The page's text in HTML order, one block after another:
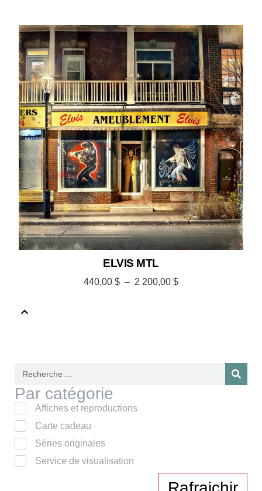
Par catégorie
Affiches et reproductions
Carte cadeau
Séries originales
Service de visualisation
ELVIS MTL
440,00 $ – 2 200,00 $